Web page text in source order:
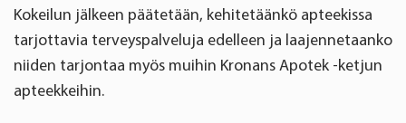
Kokeilun jälkeen päätetään, kehitetäänkö apteekissa
tarjottavia terveyspalveluja edelleen ja laajennetaanko
niiden tarjontaa myös muihin Kronans Apotek -ketjun
apteekkeihin.